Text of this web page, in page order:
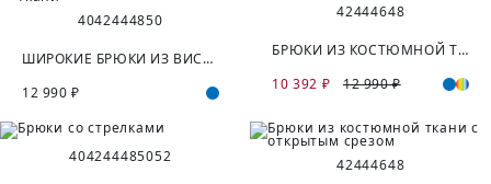
4042444850
ШИРОКИЕ БРЮКИ ИЗ ВИСКОЗНОЙ ТКАНИ
12 990 ₽
42444648
БРЮКИ ИЗ КОСТЮМНОЙ ТКАНИ
10 392 ₽
12 990 ₽
404244485052 42444648